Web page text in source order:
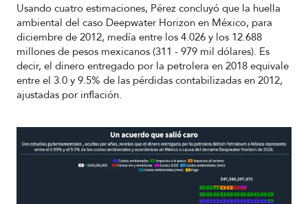
Usando cuatro estimaciones, Pérez concluyó que la huella
ambiental del caso Deepwater Horizon en México, para
diciembre de 2012, medía entre los 4.026 y los 12.688
millones de pesos mexicanos (311 - 979 mil dólares). Es
decir, el dinero entregado por la petrolera en 2018 equivale
entre el 3.0 y 9.5% de las pérdidas contabilizadas en 2012,
ajustadas por inflación.